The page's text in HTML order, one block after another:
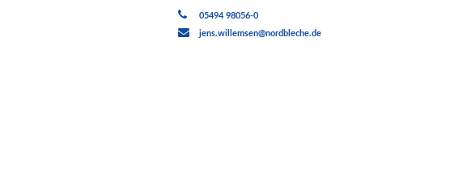
05494 98056-0
jens.willemsen@nordbleche.de